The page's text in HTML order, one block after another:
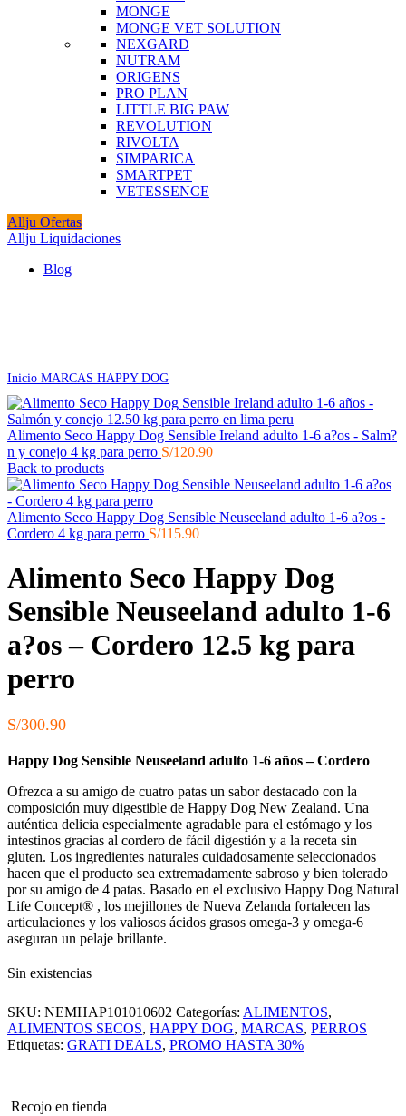
MONGE
MONGE VET SOLUTION
NEXGARD
NUTRAM
ORIGENS
PRO PLAN
LITTLE BIG PAW
REVOLUTION
RIVOLTA
SIMPARICA
SMARTPET
VETESSENCE
Allju Ofertas
Allju Liquidaciones
Blog
Inicio MARCAS HAPPY DOG
Alimento Seco Happy Dog Sensible Ireland adulto 1-6 a?os - Salm?
n y conejo 4 kg para perro S/120.90
Back to products
Alimento Seco Happy Dog Sensible Neuseeland adulto 1-6 a?os -
Cordero 4 kg para perro S/115.90
Alimento Seco Happy Dog
Sensible Neuseeland adulto 1-6
a?os – Cordero 12.5 kg para
perro
S/300.90
Happy Dog Sensible Neuseeland adulto 1-6 años – Cordero
Ofrezca a su amigo de cuatro patas un sabor destacado con la
composición muy digestible de Happy Dog New Zealand. Una
auténtica delicia especialmente agradable para el estómago y los
intestinos gracias al cordero de fácil digestión y a la receta sin
gluten. Los ingredientes naturales cuidadosamente seleccionados
hacen que el producto sea extremadamente sabroso y bien tolerado
por su amigo de 4 patas. Basado en el exclusivo Happy Dog Natural
Life Concept® , los mejillones de Nueva Zelanda fortalecen las
articulaciones y los valiosos ácidos grasos omega-3 y omega-6
aseguran un pelaje brillante.
Sin existencias
SKU: NEMHAP101010602 Categorías: ALIMENTOS,
ALIMENTOS SECOS, HAPPY DOG, MARCAS, PERROS
Etiquetas: GRATI DEALS, PROMO HASTA 30%
Recojo en tienda